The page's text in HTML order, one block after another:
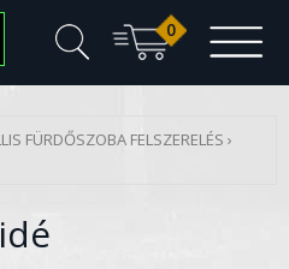
0
FÜRDŐSZOBA FELSZERELÉS ›